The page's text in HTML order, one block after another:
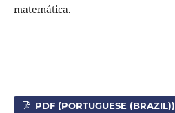
matemática.
PDF (PORTUGUESE (BRAZIL))